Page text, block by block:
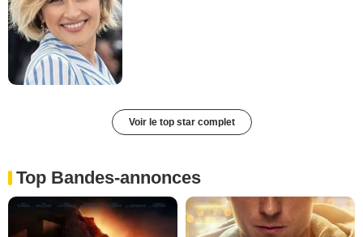
Voir le top star complet
Top Bandes-annonces